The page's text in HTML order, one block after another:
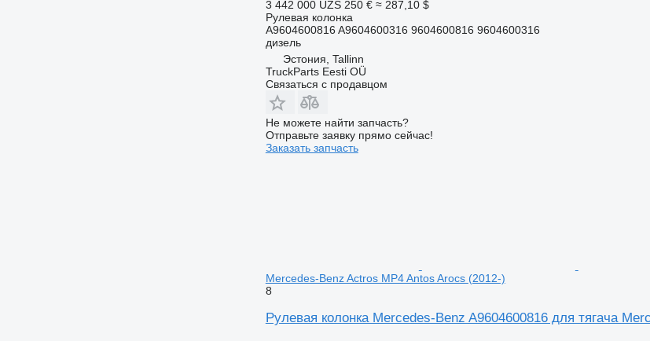
3 442 000 UZS 250 € ≈ 287,10 $
Рулевая колонка
A9604600816 A9604600316 9604600816 9604600316
дизель
Эстония, Tallinn
TruckParts Eesti OÜ
Связаться с продавцом
Не можете найти запчасть?
Отправьте заявку прямо сейчас!
Заказать запчасть
Mercedes-Benz Actros MP4 Antos Arocs (2012-)
8
Рулевая колонка Mercedes-Benz A9604600816 для тягача